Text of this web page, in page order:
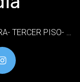
TERCER PISO- …